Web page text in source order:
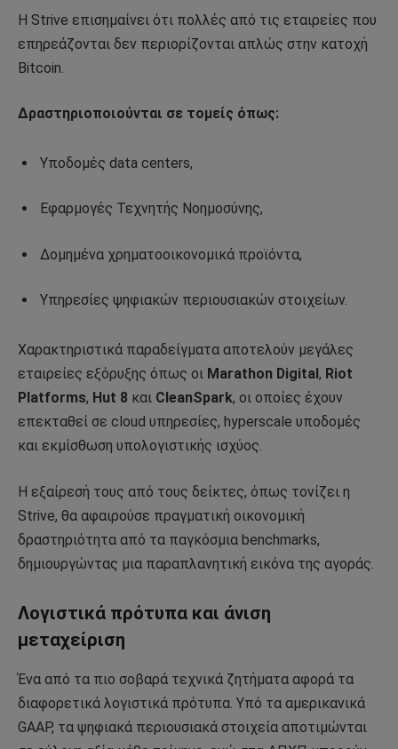
Η Strive επισημαίνει ότι πολλές από τις εταιρείες που
επηρεάζονται δεν περιορίζονται απλώς στην κατοχή
Bitcoin.
Δραστηριοποιούνται σε τομείς όπως:
Υποδομές data centers,
Εφαρμογές Τεχνητής Νοημοσύνης,
Δομημένα χρηματοοικονομικά προϊόντα,
Υπηρεσίες ψηφιακών περιουσιακών στοιχείων.
Χαρακτηριστικά παραδείγματα αποτελούν μεγάλες
εταιρείες εξόρυξης όπως οι Marathon Digital, Riot
Platforms, Hut 8 και CleanSpark, οι οποίες έχουν
επεκταθεί σε cloud υπηρεσίες, hyperscale υποδομές
και εκμίσθωση υπολογιστικής ισχύος.
Η εξαίρεσή τους από τους δείκτες, όπως τονίζει η
Strive, θα αφαιρούσε πραγματική οικονομική
δραστηριότητα από τα παγκόσμια benchmarks,
δημιουργώντας μια παραπλανητική εικόνα της αγοράς.
Λογιστικά πρότυπα και άνιση
μεταχείριση
Ένα από τα πιο σοβαρά τεχνικά ζητήματα αφορά τα
διαφορετικά λογιστικά πρότυπα. Υπό τα αμερικανικά
GAAP, τα ψηφιακά περιουσιακά στοιχεία αποτιμώνται